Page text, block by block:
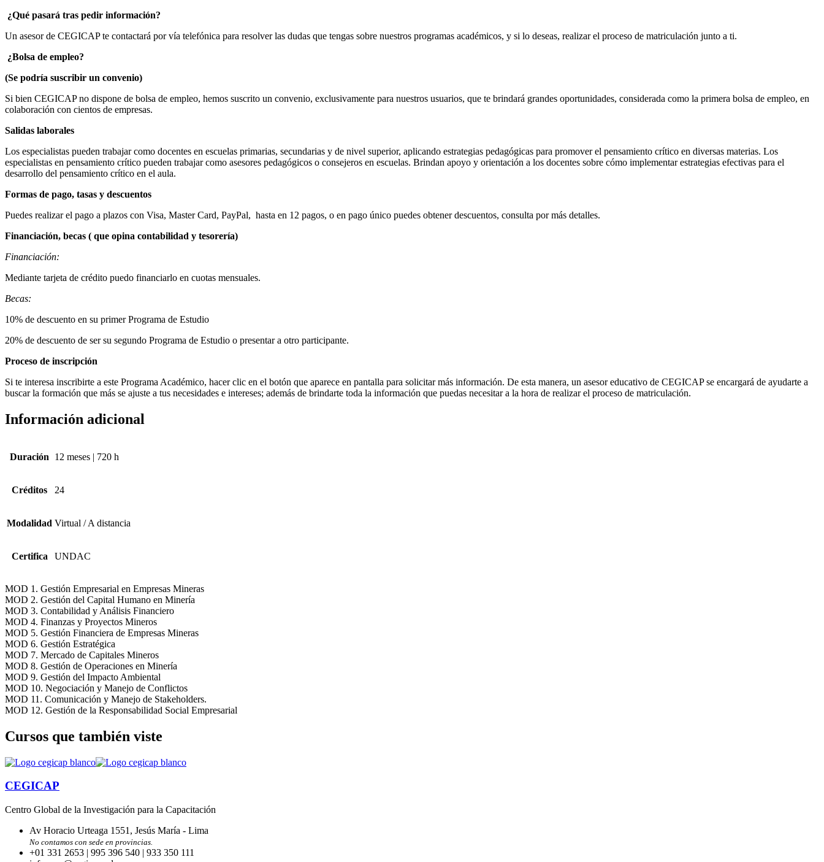
¿Qué pasará tras pedir información?
Un asesor de CEGICAP te contactará por vía telefónica para resolver las dudas que tengas sobre nuestros programas académicos, y si lo deseas, realizar el proceso de matriculación junto a ti.
¿Bolsa de empleo?
(Se podría suscribir un convenio)
Si bien CEGICAP no dispone de bolsa de empleo, hemos suscrito un convenio, exclusivamente para nuestros usuarios, que te brindará grandes oportunidades, considerada como la primera bolsa de empleo, en
colaboración con cientos de empresas.
Salidas laborales
Los especialistas pueden trabajar como docentes en escuelas primarias, secundarias y de nivel superior, aplicando estrategias pedagógicas para promover el pensamiento crítico en diversas materias. Los
especialistas en pensamiento crítico pueden trabajar como asesores pedagógicos o consejeros en escuelas. Brindan apoyo y orientación a los docentes sobre cómo implementar estrategias efectivas para el
desarrollo del pensamiento crítico en el aula.
Formas de pago, tasas y descuentos
Puedes realizar el pago a plazos con Visa, Master Card, PayPal, hasta en 12 pagos, o en pago único puedes obtener descuentos, consulta por más detalles.
Financiación, becas ( que opina contabilidad y tesorería)
Financiación:
Mediante tarjeta de crédito puedo financiarlo en cuotas mensuales.
Becas:
10% de descuento en su primer Programa de Estudio
20% de descuento de ser su segundo Programa de Estudio o presentar a otro participante.
Proceso de inscripción
Si te interesa inscribirte a este Programa Académico, hacer clic en el botón que aparece en pantalla para solicitar más información. De esta manera, un asesor educativo de CEGICAP se encargará de ayudarte a
buscar la formación que más se ajuste a tus necesidades e intereses; además de brindarte toda la información que puedas necesitar a la hora de realizar el proceso de matriculación.
Información adicional
Duración 12 meses | 720 h
Créditos 24
Modalidad Virtual / A distancia
Certifica UNDAC
MOD 1. Gestión Empresarial en Empresas Mineras
MOD 2. Gestión del Capital Humano en Minería
MOD 3. Contabilidad y Análisis Financiero
MOD 4. Finanzas y Proyectos Mineros
MOD 5. Gestión Financiera de Empresas Mineras
MOD 6. Gestión Estratégica
MOD 7. Mercado de Capitales Mineros
MOD 8. Gestión de Operaciones en Minería
MOD 9. Gestión del Impacto Ambiental
MOD 10. Negociación y Manejo de Conflictos
MOD 11. Comunicación y Manejo de Stakeholders.
MOD 12. Gestión de la Responsabilidad Social Empresarial
Cursos que también viste
CEGICAP
Centro Global de la Investigación para la Capacitación
Av Horacio Urteaga 1551, Jesús María - Lima
No contamos con sede en provincias.
+01 331 2653 | 995 396 540 | 933 350 111